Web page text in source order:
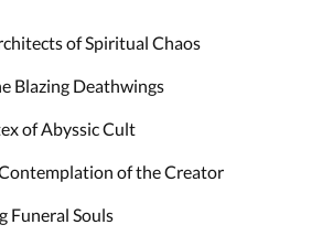
of Spiritual Chaos
Blazing Deathwings
of Abyssic Cult
of the Creator
Funeral Souls